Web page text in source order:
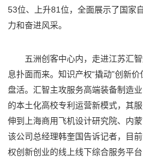
53位、上升81位，全面展示了国家
力和奋进风采。
五洲创客中心内，走进江苏汇
息扑面而来。知识产权“撬动”创新
盘活。汇智主攻服务高端装备制造
的本土化高校专利运营新模式，其
伸到上海商用飞机设计研究院、内
该公司总经理韩奎国告诉记者，目
权创新创业的线上线下综合服务平